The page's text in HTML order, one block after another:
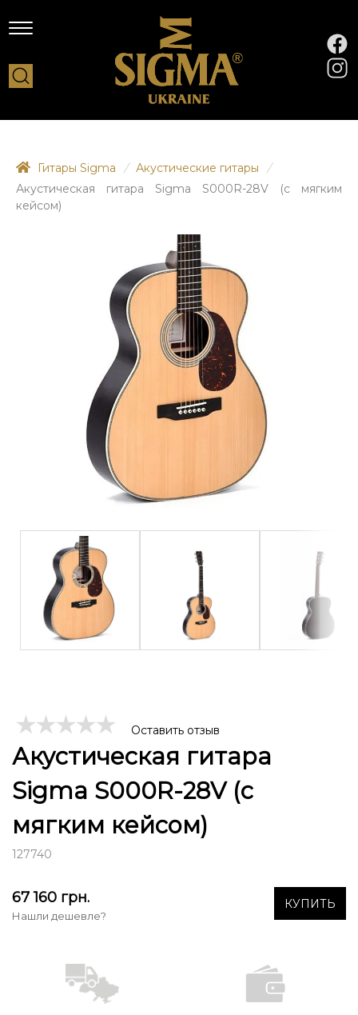
Гитары Sigma / Акустические гитары
/
Акустическая гитара Sigma S000R-28V (с мягким
кейсом)
Оставить отзыв
Акустическая гитара
Sigma S000R-28V (с
мягким кейсом)
127740
67 160 грн.
Нашли дешевле?
КУПИТЬ